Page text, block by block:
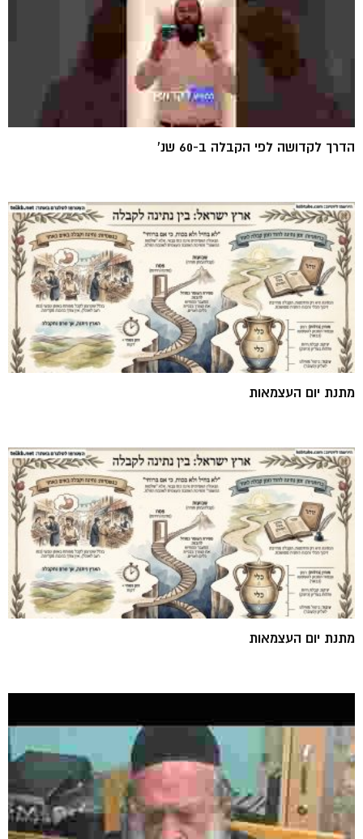
הדרך לקדושה לפי הקבלה ב-60 שנ'
מתנת יום העצמאות
מתנת יום העצמאות